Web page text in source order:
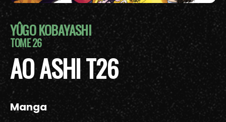
YÛGO KOBAYASHI
TOME 26
AO ASHI T26
Manga